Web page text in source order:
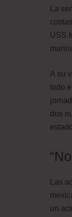
La
USS
A su
todo
dos
Las
un